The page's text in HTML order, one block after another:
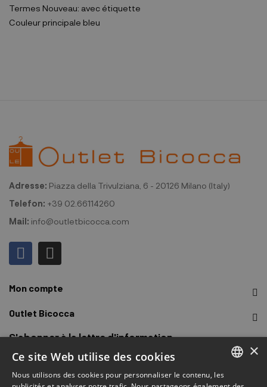
Termes Nouveau: avec étiquette
Couleur principale bleu
Adresse: Piazza della Trivulziana, 6 - 20126 Milano (Italy)
Telefon: +39 02.66114260
Mail: info@outletbicocca.com
Mon compte
Outlet Bicocca
S'abonner à la lettre d'information
derniers arrivages, aux promotions et plus encore.
ITALIAN
×
Ce site Web utilise des cookies
Nous utilisons des cookies pour personnaliser le contenu, les